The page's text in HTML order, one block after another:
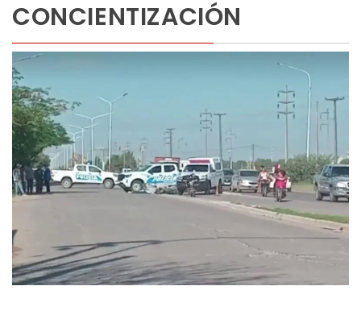
CONCIENTIZACIÓN